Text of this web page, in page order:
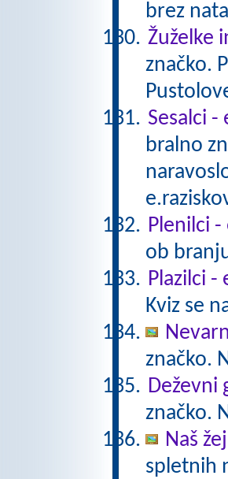
brez
Žuželke
značko.
Sesalci -
bralno
Plenilci -
ob
Plazilci -
Kviz se
značko.
Deževni
značko.
Naš
spletnih